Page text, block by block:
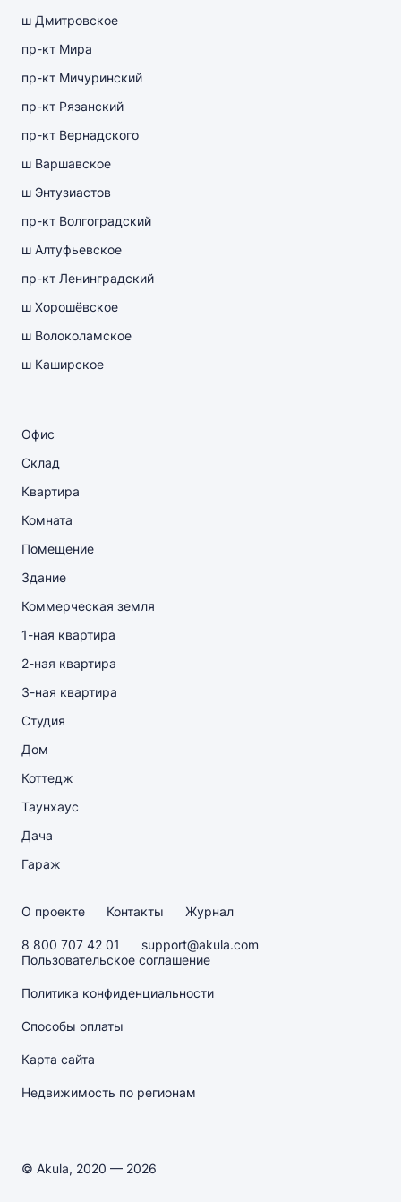
ш Дмитровское
пр-кт Мира
пр-кт Мичуринский
пр-кт Рязанский
пр-кт Вернадского
ш Варшавское
ш Энтузиастов
пр-кт Волгоградский
ш Алтуфьевское
пр-кт Ленинградский
ш Хорошёвское
ш Волоколамское
ш Каширское
Офис
Склад
Квартира
Комната
Помещение
Здание
Коммерческая земля
1-ная квартира
2-ная квартира
3-ная квартира
Студия
Дом
Коттедж
Таунхаус
Дача
Гараж
О проекте Контакты Журнал
8 800 707 42 01
support@akula.com
Пользовательское соглашение
Политика конфиденциальности
Способы оплаты
Карта сайта
Недвижимость по регионам
© Akula, 2020 — 2026